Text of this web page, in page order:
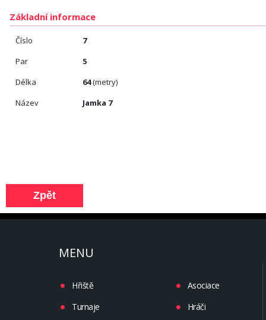
Základní informace
Číslo
7
Par
5
Délka
64(metry)
Název
Jamka 7
MENU
Hřiště
Turnaje
Asociace
Hráči